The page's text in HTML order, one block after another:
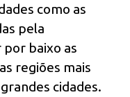
como as
pela
por baixo as
regiões mais
cidades.